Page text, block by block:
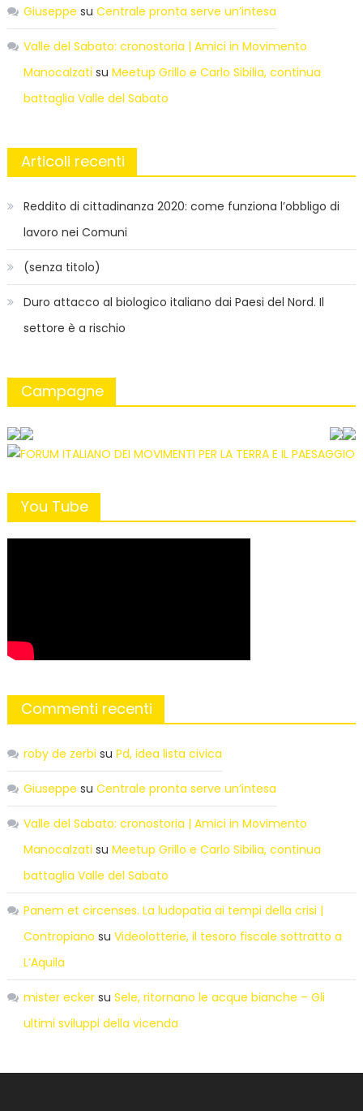
Giuseppe su Centrale pronta serve un’intesa
Valle del Sabato: cronostoria | Amici in Movimento
Manocalzati su Meetup Grillo e Carlo Sibilia, continua
battaglia Valle del Sabato
Articoli recenti
Reddito di cittadinanza 2020: come funziona l’obbligo di
lavoro nei Comuni
(senza titolo)
Duro attacco al biologico italiano dai Paesi del Nord. Il
settore è a rischio
Campagne
You Tube
Commenti recenti
roby de zerbi su Pd, idea lista civica
Giuseppe su Centrale pronta serve un’intesa
Valle del Sabato: cronostoria | Amici in Movimento
Manocalzati su Meetup Grillo e Carlo Sibilia, continua
battaglia Valle del Sabato
Panem et circenses. La ludopatia ai tempi della crisi |
Contropiano su Videolotterie, il tesoro fiscale sottratto a
L’Aquila
mister eckersu Sele, ritornano le acque bianche – Gli
ultimi sviluppi della vicenda